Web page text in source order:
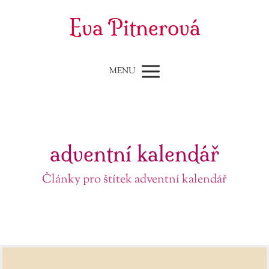
Eva Pitnerová
MENU
adventní kalendář
Články pro štítek adventní kalendář